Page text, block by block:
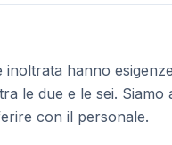
hanno
le due e le sei.
con il personale.